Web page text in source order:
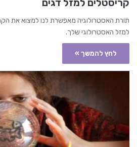
תורת האסטרולוגיה מאפשרת לנו למצוא את
למזל האסטרולוגי שלך.
לחץ להמשך »